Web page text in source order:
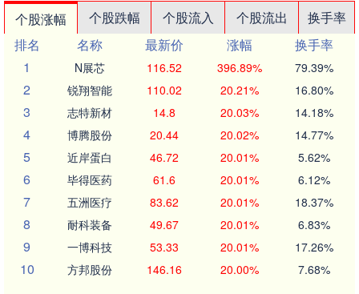
个股涨幅 个股跌幅 个股流入 个股流出
换手率
排名
名称 最新价 涨幅
换手率
1
N展芯 116.52 396.89% 79.39%
2 锐翔智能 110.02 20.21% 16.80%
3 志特新材 14.8 20.03% 14.18%
4 博腾股份 20.44 20.02% 14.77%
5 近岸蛋白 46.72 20.01% 5.62%
6 毕得医药 61.6 20.01% 6.12%
7 五洲医疗 83.62 20.01% 18.37%
8 耐科装备 49.67 20.01% 6.83%
9 一博科技 53.33 20.01% 17.26%
10 方邦股份 146.16 20.00% 7.68%